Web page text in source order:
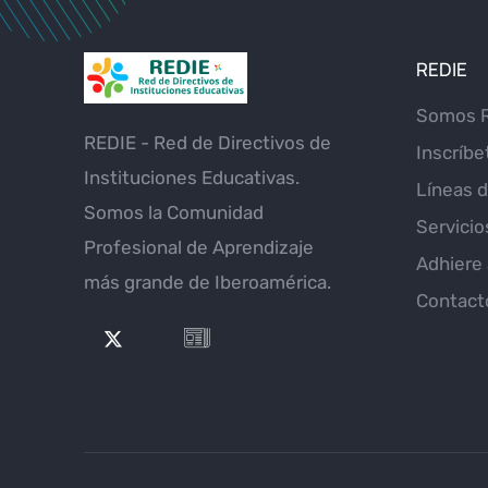
REDIE - Red de Directivos de
Instituciones Educativas.
Somos la Comunidad
Profesional de Aprendizaje
más grande de Iberoamérica.
REDIE
Somos
Líneas